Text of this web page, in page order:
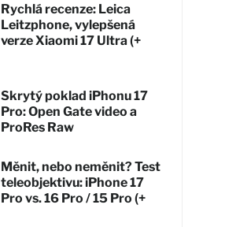
Rychlá recenze: Leica
Leitzphone, vylepšená
verze Xiaomi 17 Ultra (+
Skrytý poklad iPhonu 17
Pro: Open Gate video a
ProRes Raw
Měnit, nebo neměnit? Test
teleobjektivu: iPhone 17
Pro vs. 16 Pro / 15 Pro (+